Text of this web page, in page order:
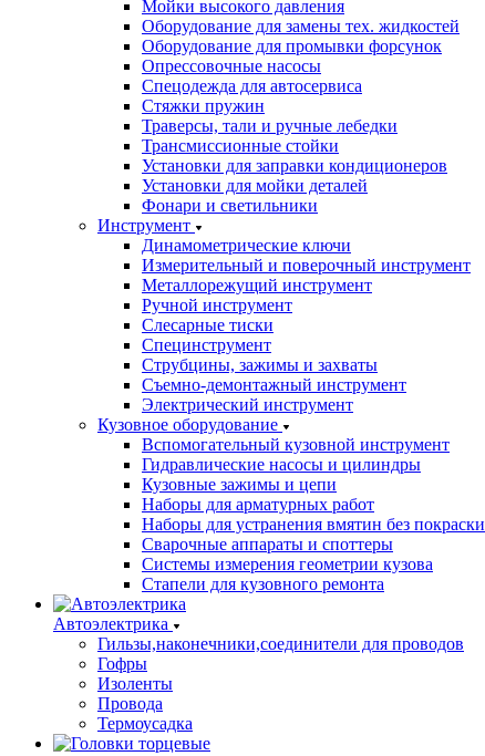
Мойки высокого давления
Оборудование для замены тех. жидкостей
Оборудование для промывки форсунок
Опрессовочные насосы
Спецодежда для автосервиса
Стяжки пружин
Траверсы, тали и ручные лебедки
Трансмиссионные стойки
Установки для заправки кондиционеров
Установки для мойки деталей
Фонари и светильники
Инструмент
Динамометрические ключи
Измерительный и поверочный инструмент
Металлорежущий инструмент
Ручной инструмент
Слесарные тиски
Специнструмент
Струбцины, зажимы и захваты
Съемно-демонтажный инструмент
Электрический инструмент
Кузовное оборудование
Вспомогательный кузовной инструмент
Гидравлические насосы и цилиндры
Кузовные зажимы и цепи
Наборы для арматурных работ
Наборы для устранения вмятин без покраски
Сварочные аппараты и споттеры
Системы измерения геометрии кузова
Стапели для кузовного ремонта
Автоэлектрика
Гильзы,наконечники,соединители для проводов
Гофры
Изоленты
Провода
Термоусадка